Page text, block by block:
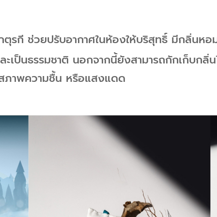
ตุรกี ช่วยปรับอากาศในห้องให้บริสุทธิ์ มีกลิ่นหอ
เป็นธรรมชาติ นอกจากนี้ยังสามารถกักเก็บกลิ่
าพความชื้น หรือแสงแดด